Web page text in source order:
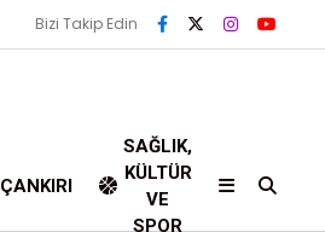
Bizi Takip Edin
ÇANKIRI
SAĞLIK,
KÜLTÜR
VE
SPOR